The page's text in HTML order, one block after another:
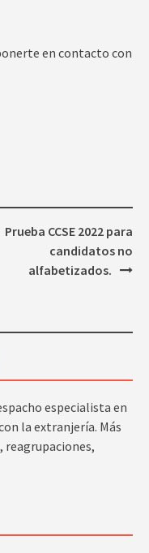
en contacto con
Prueba CCSE 2022 para
candidatos no
alfabetizados.
especialista en
la extranjería. Más
reagrupaciones,